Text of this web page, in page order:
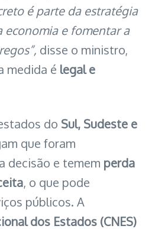
é parte da estratégia
economia e fomentar a
disse o ministro,
medida é legal e
do Sul, Sudeste e
que foram
decisão e temem perda
, o que pode
públicos. A
dos Estados (CNES)